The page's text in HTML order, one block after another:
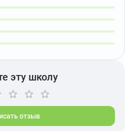
эту школу
отзыв